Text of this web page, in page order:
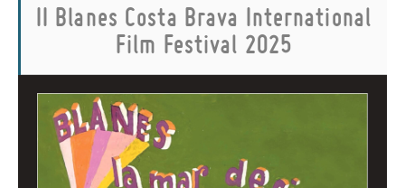
II Blanes Costa Brava International
Film Festival 2025